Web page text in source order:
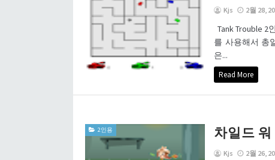
Kjs 2월 28,
Tank Trouble 2
를 사용해서 총
은...
Read More
2인용 차일드 워
Kjs 2월 26,